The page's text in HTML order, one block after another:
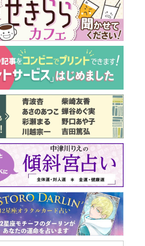
最新号 好評発売中！
実家の処分から終の棲家ま
でどうする？60代からの家